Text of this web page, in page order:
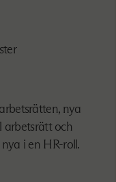
nya
arbetsrätt och
i en HR-roll.